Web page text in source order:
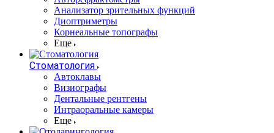
Анализатор зрительных функций
Диоптриметры
Корнеальные топографы
Еще
Стоматология
Автоклавы
Визиографы
Дентальные рентгены
Интраоральные камеры
Еще